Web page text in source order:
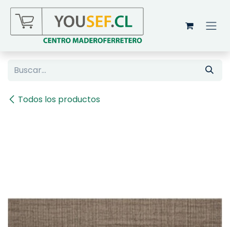
Ir al contenido
Todos los productos